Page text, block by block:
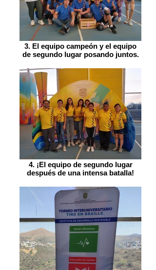
3. El equipo campeón y el equipo
de segundo lugar posando juntos.
4. ¡El equipo de segundo lugar
después de una intensa batalla!